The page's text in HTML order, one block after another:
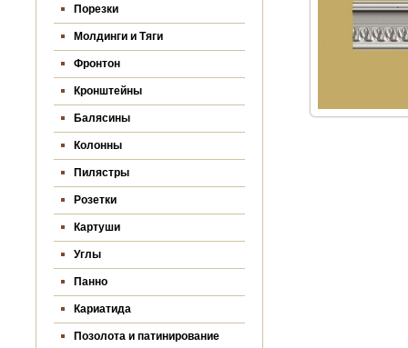
Порезки
Молдинги и Тяги
Фронтон
Кронштейны
Балясины
Колонны
Пилястры
Розетки
Картуши
Углы
Панно
Кариатида
Позолота и патинирование